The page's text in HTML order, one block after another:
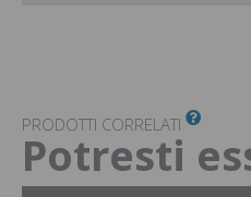
PRODOTTI CORRELATI
Potresti